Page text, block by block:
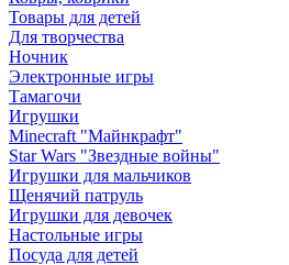
Товары для детей
Для творчества
Ночник
Электронные игры
Тамагочи
Игрушки
Minecraft "Майнкрафт"
Star Wars "Звездные войны"
Игрушки для мальчиков
Щенячий патруль
Игрушки для девочек
Настольные игры
Посуда для детей